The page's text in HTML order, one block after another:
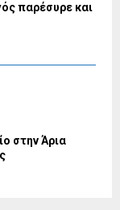
παρέσυρε και
στην Άρια